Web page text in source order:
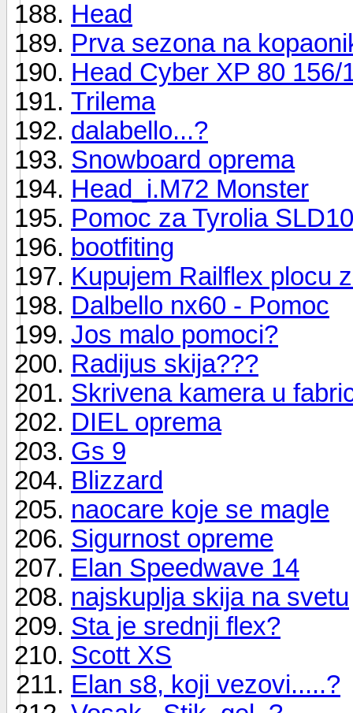
Head
Prva sezona na
Head Cyber XP 80 156/
Trilema
dalabello...?
Snowboard oprema
Head_i.M72 Monster
Pomoc za Tyrolia
bootfiting
Kupujem Railflex plocu
Dalbello nx60 - Pomoc
Jos malo pomoci?
Radijus skija???
Skrivena kamera u
DIEL oprema
Gs 9
Blizzard
naocare koje se magle
Sigurnost opreme
Elan Speedwave 14
najskuplja skija na svetu
Sta je srednji flex?
Scott XS
Elan s8, koji vezovi.....?